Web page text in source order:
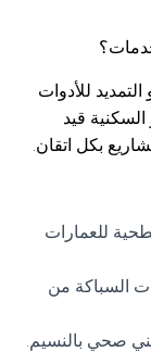
للأدوات
قيد
بكل اتقان.
للعمارات
السباكة من
صحي بالنسيم.